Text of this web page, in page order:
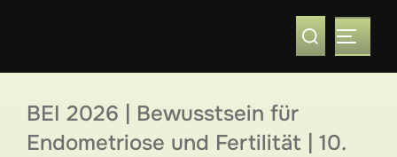
BEI 2026 | Bewusstsein für
Endometriose und Fertilität | 10.